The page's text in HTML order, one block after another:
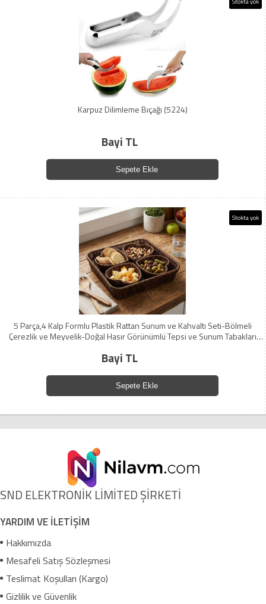
Karpuz Dilimleme Bıçağı (5224)
Bayi TL
Sepete Ekle
Stokta yok
5 Parça,4 Kalp Formlu Plastik Rattan Sunum ve Kahvaltı Seti-Bölmeli
Çerezlik ve Meyvelik-Doğal Hasır Görünümlü Tepsi ve Sunum Tabakları
Bayi TL
Sepete Ekle
SND ELEKTRONİK LİMİTED ŞİRKETİ
YARDIM VE İLETİŞİM
Hakkımızda
Mesafeli Satış Sözleşmesi
Teslimat Koşulları (Kargo)
Gizlilik ve Güvenlik